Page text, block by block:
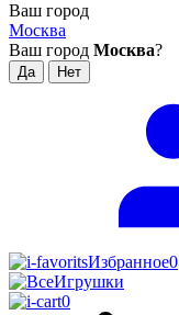
Ваш город
Москва
Ваш город Москва?
Избранное0
0